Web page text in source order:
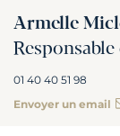
Armelle
Responsable
01 40 40 51 98
Envoyer un email